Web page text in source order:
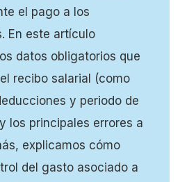
el pago a los
En este artículo
datos obligatorios que
recibo salarial (como
y periodo de
los principales errores a
explicamos cómo
del gasto asociado a